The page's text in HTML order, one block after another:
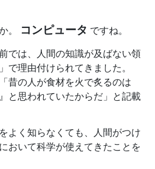
。 コンピュータ ですね。
では、人間の知識が及ばない領
で理由付けられてきました。
昔の人が食材を火で炙るのは
と思われていたからだ」と記載
よく知らなくても、人間がつけ
おいて科学が使えてきたことを